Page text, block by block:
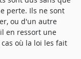
perte. Ils ne sont
ou d'un autre
en ressort une
où la loi les fait